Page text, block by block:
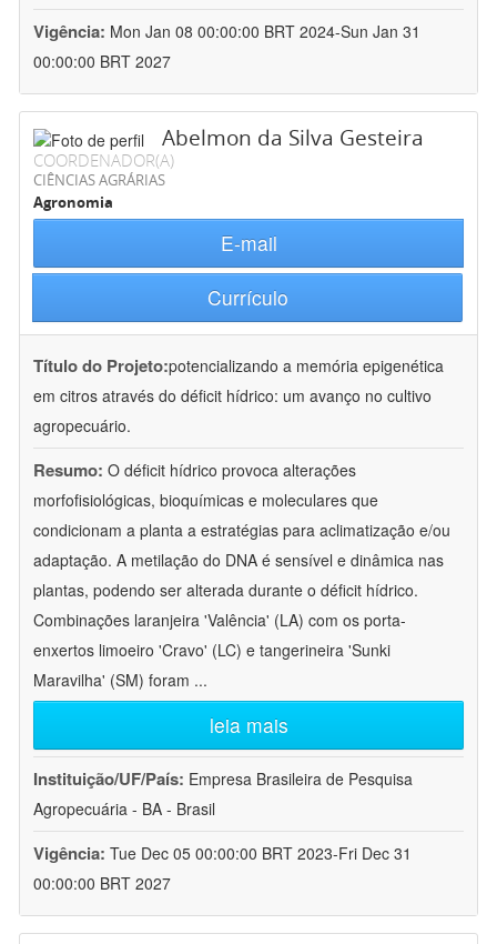
Vigência: Mon Jan 08 00:00:00 BRT 2024-Sun Jan 31
00:00:00 BRT 2027
Abelmon da Silva Gesteira
COORDENADOR(A)
CIÊNCIAS AGRÁRIAS
Agronomia
E-mail
Currículo
Título do Projeto:potencializando a memória epigenética
em citros através do déficit hídrico: um avanço no cultivo
agropecuário.
Resumo: O déficit hídrico provoca alterações
morfofisiológicas, bioquímicas e moleculares que
condicionam a planta a estratégias para aclimatização e/ou
adaptação. A metilação do DNA é sensível e dinâmica nas
plantas, podendo ser alterada durante o déficit hídrico.
Combinações laranjeira 'Valência' (LA) com os porta-
enxertos limoeiro 'Cravo' (LC) e tangerineira 'Sunki
Maravilha' (SM) foram ...
leia mais
Instituição/UF/País: Empresa Brasileira de Pesquisa
Agropecuária - BA - Brasil
Vigência: Tue Dec 05 00:00:00 BRT 2023-Fri Dec 31
00:00:00 BRT 2027